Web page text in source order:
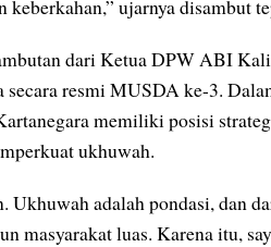
keberkahan,” ujarnya disambut
dari Ketua DPW ABI
resmi MUSDA ke-3.
memiliki posisi
ukhuwah.
Ukhuwah adalah pondasi, dan
masyarakat luas. Karena itu,